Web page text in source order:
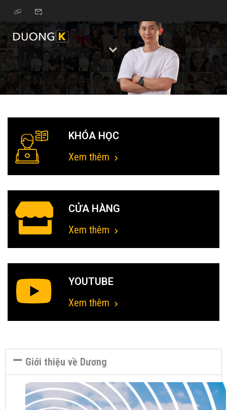
KHÓA HỌC
Xem thêm
CỬA HÀNG
Xem thêm
YOUTUBE
Xem thêm
Giới thiệu về Dương